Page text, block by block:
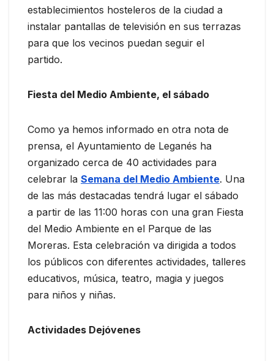
establecimientos hosteleros de la ciudad a
instalar pantallas de televisión en sus terrazas
para que los vecinos puedan seguir el
partido.
Fiesta del Medio Ambiente, el sábado
Como ya hemos informado en otra nota de
prensa, el Ayuntamiento de Leganés ha
organizado cerca de 40 actividades para
celebrar la Semana del Medio Ambiente. Una
de las más destacadas tendrá lugar el sábado
a partir de las 11:00 horas con una gran Fiesta
del Medio Ambiente en el Parque de las
Moreras. Esta celebración va dirigida a todos
los públicos con diferentes actividades, talleres
educativos, música, teatro, magia y juegos
para niños y niñas.
Actividades Dejóvenes